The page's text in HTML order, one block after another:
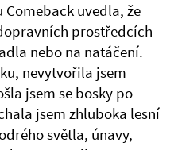
uvedla, že
prostředcích
nebo na natáčení.
nevytvořila jsem
jsem se bosky po
jsem zhluboka lesní
světla, únavy,